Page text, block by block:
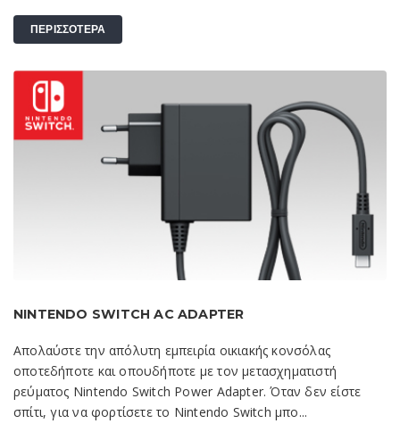
ΠΕΡΙΣΣΟΤΕΡΑ
NINTENDO SWITCH AC ADAPTER
Απολαύστε την απόλυτη εμπειρία οικιακής κονσόλας
οποτεδήποτε και οπουδήποτε με τον μετασχηματιστή
ρεύματος Nintendo Switch Power Adapter. Όταν δεν είστε
σπίτι, για να φορτίσετε το Nintendo Switch μπο...